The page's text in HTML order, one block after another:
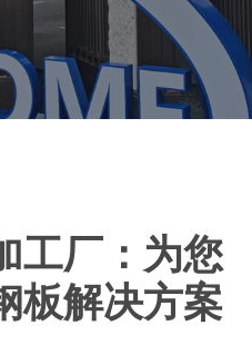
工厂：为您
板解决方案